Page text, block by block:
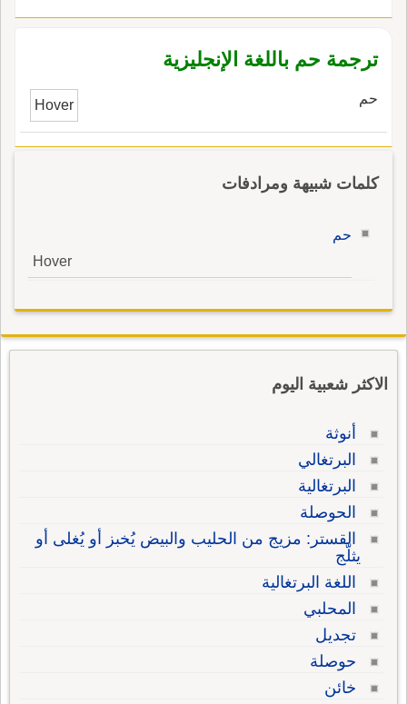
ترجمة حم باللغة الإنجليزية
حم Hover
كلمات شبيهة ومرادفات
حم
Hover
الاكثر شعبية اليوم
أنوثة
البرتغالي
البرتغالية
الحوصلة
القستر: مزيج من الحليب والبيض يُخبز أو يُغلى أو
يثلّج
اللغة البرتغالية
المحلبي
تجديل
حوصلة
خائن